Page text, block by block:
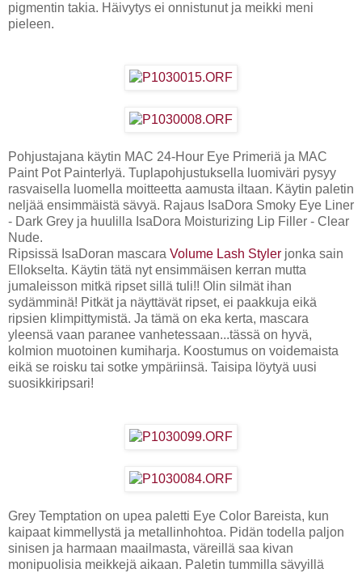
pigmentin takia. Häivytys ei onnistunut ja meikki meni
pieleen.
Pohjustajana käytin MAC 24-Hour Eye Primeriä ja MAC
Paint Pot Painterlyä. Tuplapohjustuksella luomiväri pysyy
rasvaisella luomella moitteetta aamusta iltaan. Käytin paletin
neljää ensimmäistä sävyä. Rajaus IsaDora Smoky Eye Liner
- Dark Grey ja huulilla IsaDora Moisturizing Lip Filler - Clear
Nude.
Ripsissä IsaDoran mascara Volume Lash Styler jonka sain
Ellokselta. Käytin tätä nyt ensimmäisen kerran mutta
jumaleisson mitkä ripset sillä tuli!! Olin silmät ihan
sydämminä! Pitkät ja näyttävät ripset, ei paakkuja eikä
ripsien klimpittymistä. Ja tämä on eka kerta, mascara
yleensä vaan paranee vanhetessaan...tässä on hyvä,
kolmion muotoinen kumiharja. Koostumus on voidemaista
eikä se roisku tai sotke ympäriinsä. Taisipa löytyä uusi
suosikkiripsari!
Grey Temptation on upea paletti Eye Color Bareista, kun
kaipaat kimmellystä ja metallinhohtoa. Pidän todella paljon
sinisen ja harmaan maailmasta, väreillä saa kivan
monipuolisia meikkejä aikaan. Paletin tummilla sävyillä